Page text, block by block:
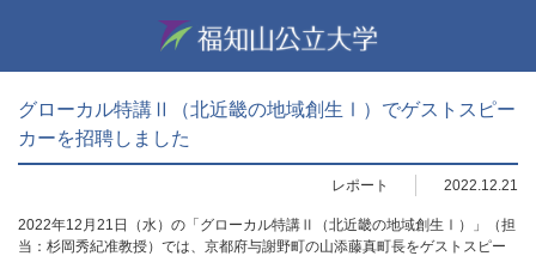
グローカル特講Ⅱ（北近畿の地域創生Ⅰ）でゲストスピー
カーを招聘しました
レポート 2022.12.21
2022年12月21日（水）の「グローカル特講Ⅱ（北近畿の地域創生Ⅰ）」（担
当：杉岡秀紀准教授）では、京都府与謝野町の山添藤真町長をゲストスピー